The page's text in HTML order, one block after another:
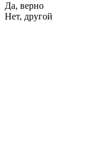
Да, верно
Нет, другой